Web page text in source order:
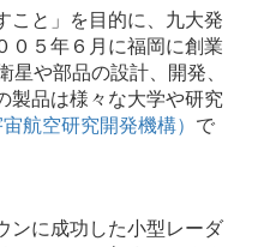
と」を目的に、九大発
０５年６月に福岡に創業
星や部品の設計、開発、
製品は様々な大学や研究
宙航空研究開発機構） で
に成功した小型レーダ